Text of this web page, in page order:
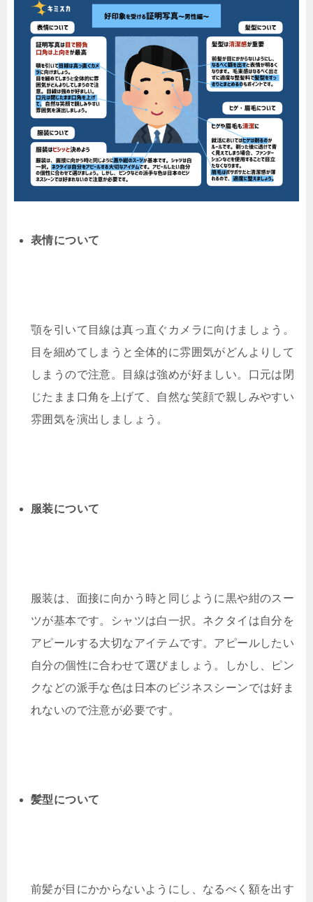
表情について
顎を引いて目線は真っ直ぐカメラに向けましょう。
目を細めてしまうと全体的に雰囲気がどんよりして
しまうので注意。目線は強めが好ましい。口元は閉
じたまま口角を上げて、自然な笑顔で親しみやすい
雰囲気を演出しましょう。
服装について
服装は、面接に向かう時と同じように黒や紺のスー
ツが基本です。シャツは白一択。ネクタイは自分を
アピールする大切なアイテムです。アピールしたい
自分の個性に合わせて選びましょう。しかし、ピン
クなどの派手な色は日本のビジネスシーンでは好ま
れないので注意が必要です。
髪型について
前髪が目にかからないようにし、なるべく額を出す